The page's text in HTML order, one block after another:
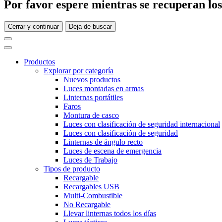
Por favor espere mientras se recuperan
Cerrar y continuar Deja de buscar
Productos
Explorar por categoría
Nuevos productos
Luces montadas en armas
Linternas portátiles
Faros
Montura de casco
Luces con clasificación de seguridad internacional
Luces con clasificación de seguridad
Linternas de ángulo recto
Luces de escena de emergencia
Luces de Trabajo
Tipos de producto
Recargable
Recargables USB
Multi-Combustible
No Recargable
Llevar linternas todos los días